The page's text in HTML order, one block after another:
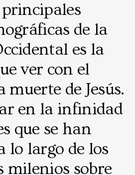
de la
es la
ver con el
muerte de Jesús.
en la infinidad
que se han
lo largo de los
milenios sobre